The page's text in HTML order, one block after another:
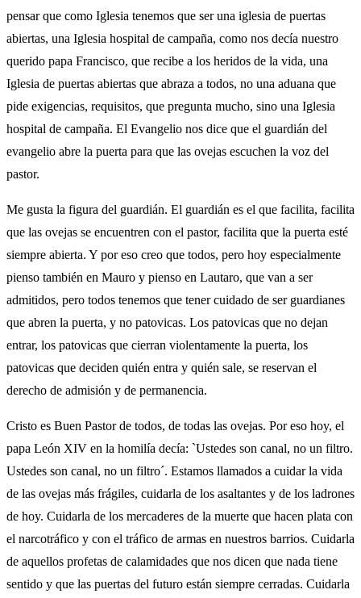
pensar que como Iglesia tenemos que ser una iglesia de puertas
abiertas, una Iglesia hospital de campaña, como nos decía nuestro
querido papa Francisco, que recibe a los heridos de la vida, una
Iglesia de puertas abiertas que abraza a todos, no una aduana que
pide exigencias, requisitos, que pregunta mucho, sino una Iglesia
hospital de campaña. El Evangelio nos dice que el guardián del
evangelio abre la puerta para que las ovejas escuchen la voz del
pastor.
Me gusta la figura del guardián. El guardián es el que facilita, facilita
que las ovejas se encuentren con el pastor, facilita que la puerta esté
siempre abierta. Y por eso creo que todos, pero hoy especialmente
pienso también en Mauro y pienso en Lautaro, que van a ser
admitidos, pero todos tenemos que tener cuidado de ser guardianes
que abren la puerta, y no patovicas. Los patovicas que no dejan
entrar, los patovicas que cierran violentamente la puerta, los
patovicas que deciden quién entra y quién sale, se reservan el
derecho de admisión y de permanencia.
Cristo es Buen Pastor de todos, de todas las ovejas. Por eso hoy, el
papa León XIV en la homilía decía: `Ustedes son canal, no un filtro.
Ustedes son canal, no un filtro´. Estamos llamados a cuidar la vida
de las ovejas más frágiles, cuidarla de los asaltantes y de los ladrones
de hoy. Cuidarla de los mercaderes de la muerte que hacen plata con
el narcotráfico y con el tráfico de armas en nuestros barrios. Cuidarla
de aquellos profetas de calamidades que nos dicen que nada tiene
sentido y que las puertas del futuro están siempre cerradas. Cuidarla